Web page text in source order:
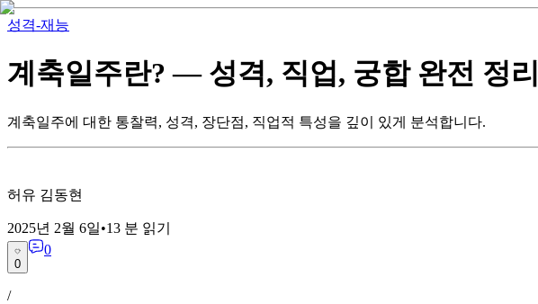
성격-재능
계축일주란? — 성격, 직업, 궁합 완전 정리
계축일주에 대한 통찰력, 성격, 장단점, 직업적 특성을 깊이 있게 분석합니다.
허유 김동현
2025년 2월 6일•13 분 읽기
0
0
/